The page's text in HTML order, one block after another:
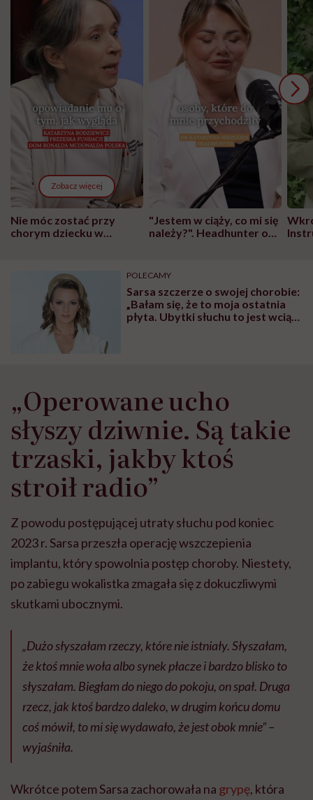
Zobacz więcej
Nie móc zostać przy
chorym dziecku w
może chyba tylko
głupota i brak
wyobraźni"
"Jestem w ciąży, co mi się
należy?". Headhunter o
pracy
POLECAMY
Sarsa szczerze o swojej chorobie:
„Bałam się, że to moja ostatnia
płyta. Ubytki słuchu to jest wciąż
„Operowane ucho
słyszy dziwnie. Są takie
trzaski, jakby ktoś
stroił radio”
Z powodu postępującej utraty słuchu pod koniec
2023 r. Sarsa przeszła operację wszczepienia
implantu, który spowolnia postęp choroby. Niestety,
po zabiegu wokalistka zmagała się z dokuczliwymi
skutkami ubocznymi.
„Dużo słyszałam rzeczy, które nie istniały. Słyszałam,
że ktoś mnie woła albo synek płacze i bardzo blisko to
słyszałam. Biegłam do niego do pokoju, on spał. Druga
rzecz, jak ktoś bardzo daleko, w drugim końcu domu
coś mówił, to mi się wydawało, że jest obok mnie” –
wyjaśniła.
Wkrótce potem Sarsa zachorowała na grypę, która